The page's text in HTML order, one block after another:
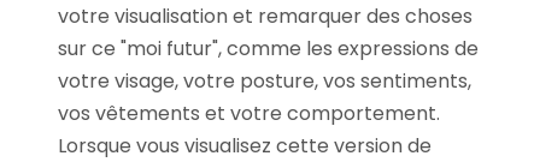
votre visualisation et remarquer des choses
sur ce "moi futur", comme les expressions de
votre visage, votre posture, vos sentiments,
vos vêtements et votre comportement.
Lorsque vous visualisez cette version de